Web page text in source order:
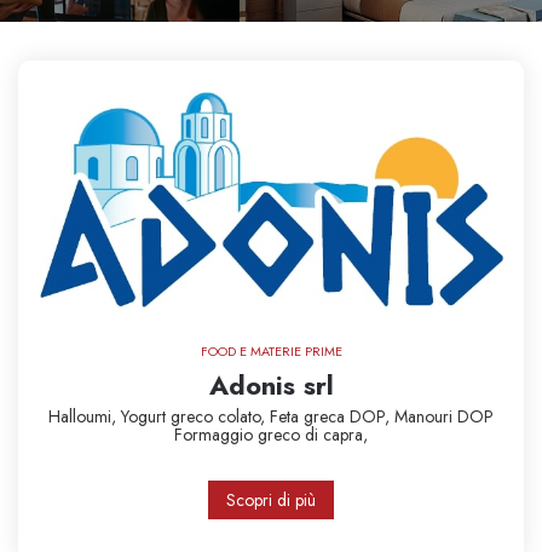
FOOD E MATERIE PRIME
Adonis srl
Halloumi,Yogurt greco colato, Feta greca DOP, Manouri DOP
Formaggio greco di capra,
Scopri di più